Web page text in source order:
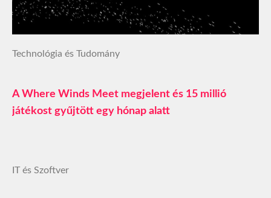
Technológia és Tudomány
A Where Winds Meet megjelent és 15 millió
játékost gyűjtött egy hónap alatt
IT és Szoftver